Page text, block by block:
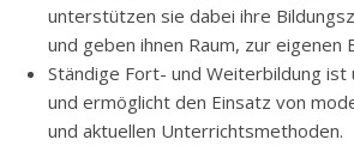
unterstützen sie dabei ihre
und geben ihnen Raum, zur eigenen
Ständige Fort- und Weiterbildung ist
und ermöglicht den Einsatz von
und aktuellen Unterrichtsmethoden.